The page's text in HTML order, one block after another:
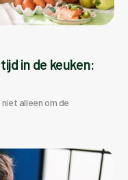
in de keuken:
alleen om de